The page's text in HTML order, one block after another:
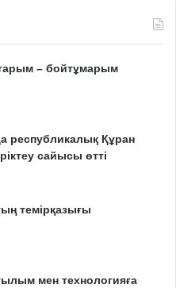
– бойтұмарым
республикалық Құран
сайысы өтті
темірқазығы
мен технологияға